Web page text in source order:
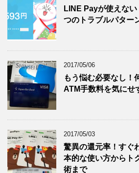
LINE Payが使えな
つのトラブルパター
2017/05/06
もう悩む必要なし！
ATM手数料を気にせ
2017/05/03
驚異の還元率！すぐ
本的な使い方からト
術まで